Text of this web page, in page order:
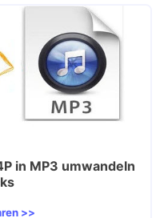
in MP3 umwandeln
>>